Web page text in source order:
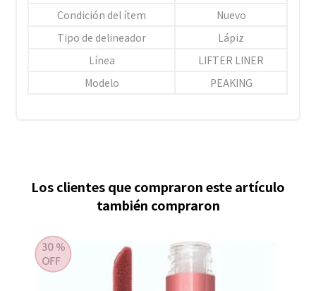
Condición del ítem
Nuevo
Tipo de delineador
Lápiz
Línea
LIFTER LINER
Modelo
PEAKING
Los clientes que compraron este artículo
también compraron